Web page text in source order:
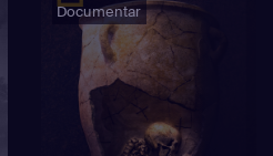
Documentar